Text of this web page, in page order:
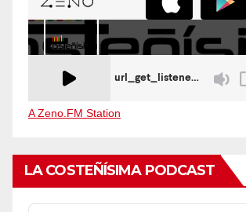
A Zeno.FM Station
LA COSTEÑÍSIMA PODCAST